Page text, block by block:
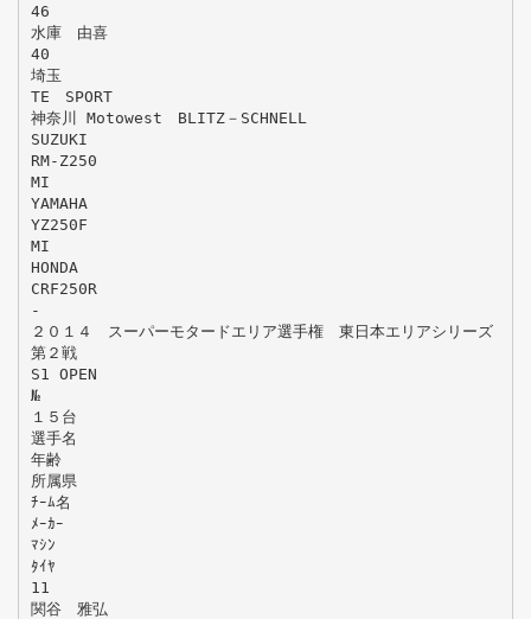
46
水庫 由喜
40
埼玉
TE SPORT
神奈川 Motowest BLITZ－SCHNELL
SUZUKI
RM-Z250
MI
YAMAHA
YZ250F
MI
HONDA
CRF250R
-
２０１４ スーパーモタードエリア選手権 東日本エリアシリーズ
第２戦
S1 OPEN
№
１５台
選手名
年齢
所属県
ﾁｰﾑ名
ﾒｰｶｰ
ﾏｼﾝ
ﾀｲﾔ
11
関谷 雅弘